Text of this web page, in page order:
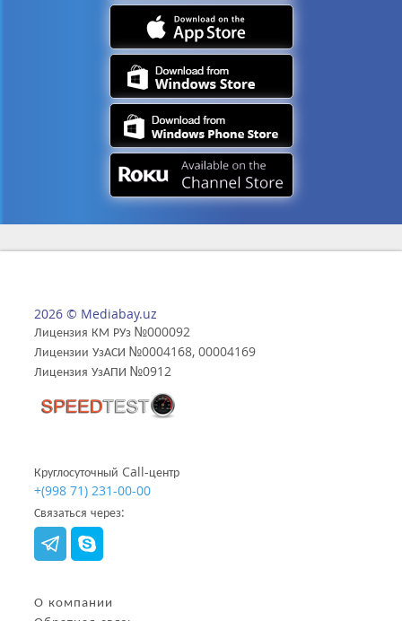
2026 © Mediabay.uz
Лицензия КМ РУз №000092
Лицензии УзАСИ №0004168, 00004169
Лицензия УзАПИ №0912
Круглосуточный Call-центр
+(998 71) 231-00-00
Связаться через:
О компании